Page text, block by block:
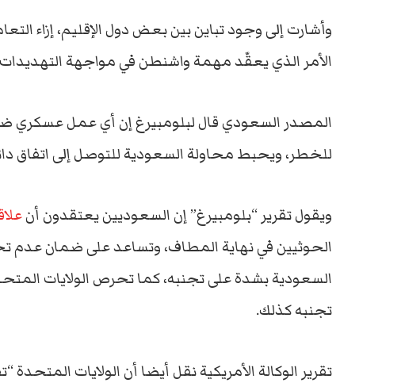
وأشارت إلى وجود تباين بين بعض دول الإقليم، إزاء
الأمر الذي يعقّد مهمة واشنطن في مواجهة التهديدات
المصدر السعودي قال لبلومبيرغ إن أي عمل عسكري
للخطر، ويحبط محاولة السعودية للتوصل إلى اتفاق
ويقول تقرير “بلومبيرغ” إن السعوديين يعتقدون أن
الحوثيين في نهاية المطاف، وتساعد على ضمان
السعودية بشدة على تجنبه، كما تحرص الولايات
تجنبه كذلك.
تقرير الوكالة الأمريكية نقل أيضا أن الولايات